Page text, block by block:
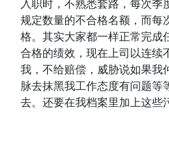
入职时，不熟悉套路，每次季
规定数量的不合格名额，而每
格。其实大家都一样正常完成
合格的绩效，现在上司以连续
我，不给赔偿，威胁说如果我
脉去抹黑我工作态度有问题等
去。还要在我档案里加上这些